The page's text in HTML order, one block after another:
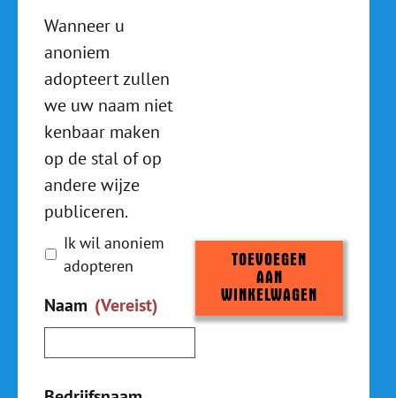
Wanneer
u
anoniem
adopteert
zullen
we
uw
naam
niet
maken
de
stal
andere
Wanneer u
anoniem
adopteert zullen
we uw naam niet
kenbaar maken
op de stal of op
andere wijze
publiceren.
Ik wil anoniem
adopteren
Naam (Vereist)
TOEVOEGEN
AAN
WINKELWAGEN